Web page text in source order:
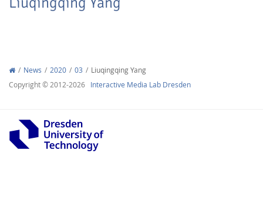
News 2020 03
Liuqingqing Yang
Copyright © 2012-2026 Interactive Media Lab Dresden